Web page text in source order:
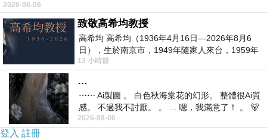
2026-08-06
致敬高希均教授
高希均 高希均（1936年4月16日—2026年8月6
日），生於南京市，1949年隨家人來台，1959年
赴美深造並取得經濟發展博士學位。曾任
13 小時前
…
⋯⋯ Ai製圖 。 白色秋海棠花的幻形。 整體很Ai質
感。 不過我不討厭。 。 ... 嗯，我滿意了！ 。 🐻
昨中
2026-08-06
登入 註冊